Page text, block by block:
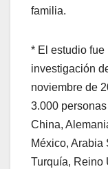
familia.
* El estudio
investigación
noviembre de
3.000
China,
México, Arabia
Turquía, Reino